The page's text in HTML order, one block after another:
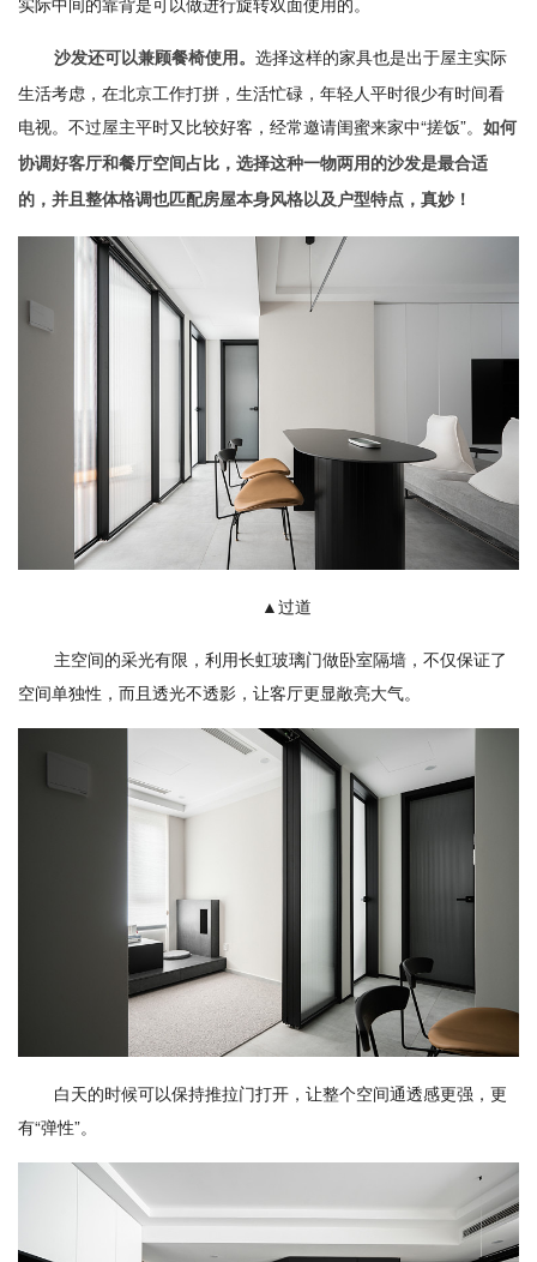
沙发还可以兼顾餐椅使用。 选择这样的家具也是出于屋主实际
生活考虑，在北京工作打拼，生活忙碌，年轻人平时很少有时间看
电视。不过屋主平时又比较好客，经常邀请闺蜜来家中“搓饭”。
如何
协调好客厅和餐厅空间占比，选择这种一物两用的沙发是最合适
的，并且整体格调也匹配房屋本身风格以及户型特点，真妙！
▲过道
主空间的采光有限，利用长虹玻璃门做卧室隔墙，不仅保证了
空间单独性，而且透光不透影，让客厅更显敞亮大气。
白天的时候可以保持推拉门打开，让整个空间通透感更强，更
有“弹性”。